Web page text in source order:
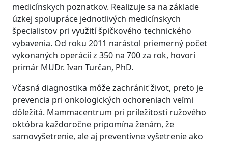
medicínskych poznatkov. Realizuje sa na základe
úzkej spolupráce jednotlivých medicínskych
špecialistov pri využití špičkového technického
vybavenia. Od roku 2011 narástol priemerný počet
vykonaných operácií z 350 na 700 za rok, hovorí
primár MUDr. Ivan Turčan, PhD.
Včasná diagnostika môže zachrániť život, preto je
prevencia pri onkologických ochoreniach veľmi
dôležitá. Mammacentrum pri príležitosti ružového
októbra každoročne pripomína ženám, že
samovyšetrenie, ale aj preventívne vyšetrenie ako